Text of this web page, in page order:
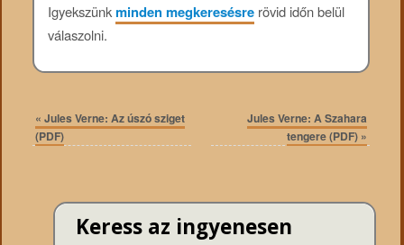
Igyekszünkminden megkeresésrerövid időn belül
válaszolni.
« Jules Verne: Az úszó sziget
(PDF)
Jules Verne: A Szahara
tengere (PDF) »
Keress az ingyenesen